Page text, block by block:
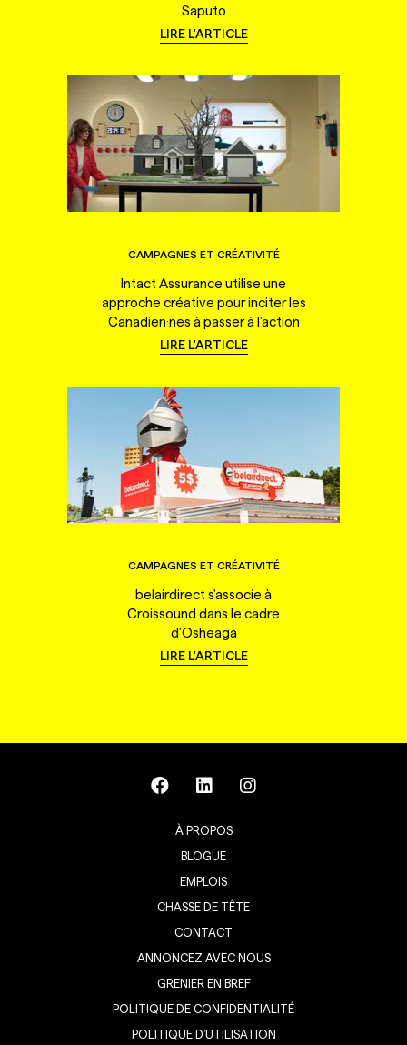
Saputo
LIRE L'ARTICLE
CAMPAGNES ET CRÉATIVITÉ
Intact Assurance utilise une
approche créative pour inciter les
Canadien·nes à passer à l'action
LIRE L'ARTICLE
CAMPAGNES ET CRÉATIVITÉ
belairdirect s'associe à
Croissound dans le cadre
d'Osheaga
LIRE L'ARTICLE
À PROPOS
BLOGUE
EMPLOIS
CHASSE DE TÊTE
CONTACT
ANNONCEZ AVEC NOUS
GRENIER EN BREF
POLITIQUE DE CONFIDENTIALITÉ
POLITIQUE D’UTILISATION